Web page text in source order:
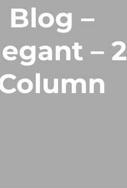
Blog –
– 2